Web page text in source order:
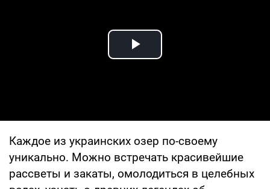
Play Video
Каждое из украинских озер по-своему
уникально. Можно встречать красивейшие
рассветы и закаты, омолодиться в целебных